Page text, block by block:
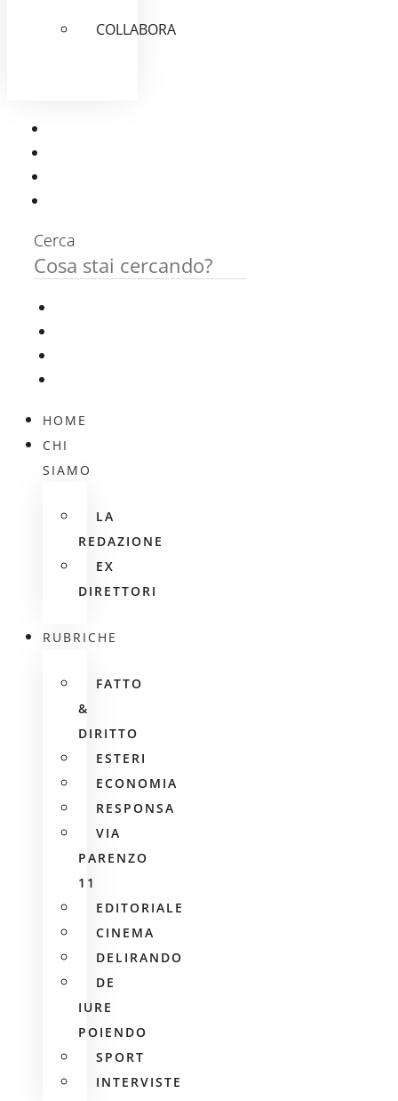
COLLABORA
Cerca
HOME
CHI
SIAMO
LA
REDAZIONE
EX
DIRETTORI
RUBRICHE
FATTO
&
DIRITTO
ESTERI
ECONOMIA
RESPONSA
VIA
PARENZO
11
EDITORIALE
CINEMA
DELIRANDO
DE
IURE
POIENDO
SPORT
INTERVISTE